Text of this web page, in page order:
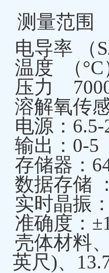
测量范
电导率
温度 （
压力
溶解氧传
电源：
输出：0-5
存储器：
数据存储
实时晶振
准确度：
壳体材料
英尺)、